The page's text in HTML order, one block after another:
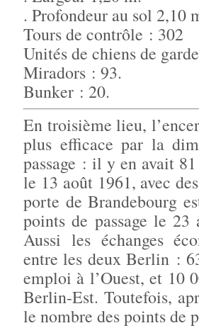
. Profondeur au sol 2,10
Tours de contrôle : 302
Unités de chiens de
Miradors : 93.
Bunker : 20.
En troisième lieu,
plus efficace par la
passage : il y en avait
le 13 août 1961, avec
porte de Brandebourg
points de passage le
Aussi les échanges
entre les deux Berlin :
emploi à l’Ouest, et 10
Berlin-Est. Toutefois,
le nombre des points de